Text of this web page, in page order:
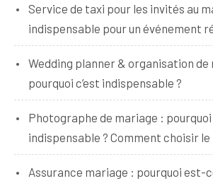
Service de taxi pour les invités au
indispensable pour un événement
Wedding planner & organisation de
pourquoi c’est indispensable ?
Photographe de mariage :
indispensable ? Comment choisir le
Assurance mariage : pourquoi est-